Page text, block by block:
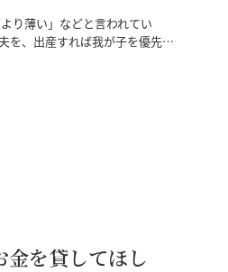
り薄い」などと言われてい
を、出産すれば我が子を優先…
金を貸してほし